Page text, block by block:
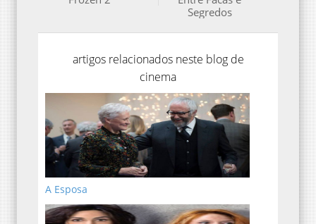
Segredos
artigos relacionados neste blog de
cinema
A Esposa